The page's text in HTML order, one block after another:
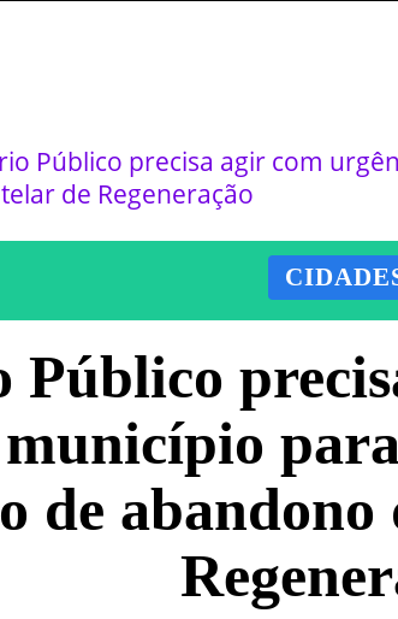
Público precisa agir com
de Regeneração
município
de